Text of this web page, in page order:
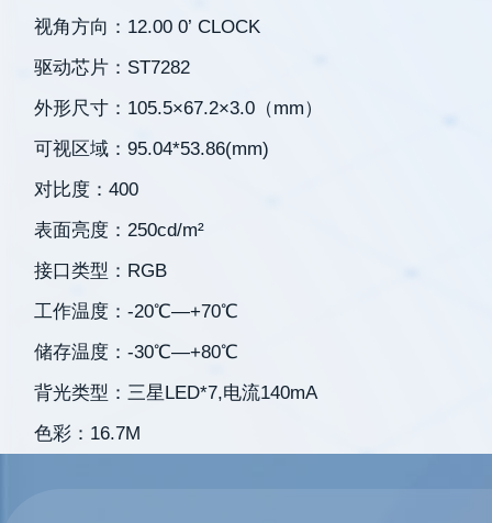
视角方向：12.00 0’ CLOCK
驱动芯片：ST7282
外形尺寸：105.5×67.2×3.0（mm）
可视区域：95.04*53.86(mm)
对比度：400
表面亮度：250cd/m²
接口类型：RGB
工作温度：-20℃—+70℃
储存温度：-30℃—+80℃
背光类型：三星LED*7,电流140mA
色彩：16.7M